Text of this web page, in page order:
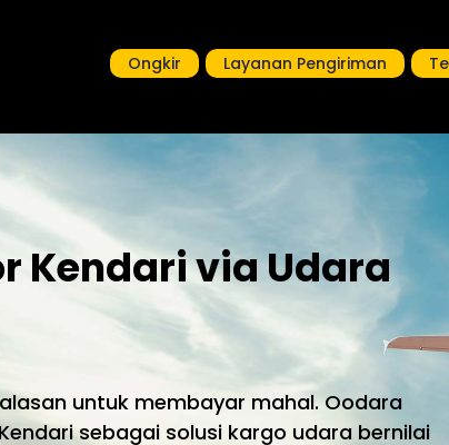
Ongkir Layanan Pengiriman
Kendari via Udara
untuk membayar mahal. Oodara
sebagai solusi kargo udara bernilai